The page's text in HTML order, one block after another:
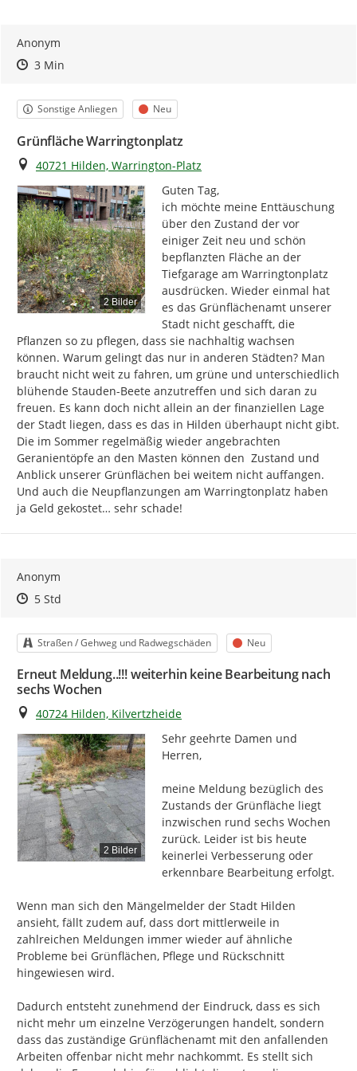
Anonym
Zeitpunkt des Erstellens
Zeitpunkt des Erstellens
3 MinZur Äußerung
Kategorie
Sonstige Anliegen Status
Neu
Grünfläche Warringtonplatz
Ort
40721 Hilden, Warrington-Platz
2 Bilder
Guten Tag,
ich möchte meine Enttäuschung
über den Zustand der vor
einiger Zeit neu und schön
bepflanzten Fläche an der
Tiefgarage am Warringtonplatz
ausdrücken. Wieder einmal hat
es das Grünflächenamt unserer
Stadt nicht geschafft, die
Pflanzen so zu pflegen, dass sie nachhaltig wachsen
können. Warum gelingt das nur in anderen Städten? Man
braucht nicht weit zu fahren, um grüne und unterschiedlich
blühende Stauden-Beete anzutreffen und sich daran zu
freuen. Es kann doch nicht allein an der finanziellen Lage
der Stadt liegen, dass es das in Hilden überhaupt nicht gibt.
Die im Sommer regelmäßig wieder angebrachten
Geranientöpfe an den Masten können den  Zustand und
Anblick unserer Grünflächen bei weitem nicht auffangen.
Und auch die Neupflanzungen am Warringtonplatz haben
ja Geld gekostet… sehr schade!
Anonym
Zeitpunkt des Erstellens
Zeitpunkt des Erstellens
5 StdZur Äußerung
Kategorie
Straßen / Gehweg und Radwegschäden Status
Neu
Erneut Meldung..!!! weiterhin keine Bearbeitung nach
sechs Wochen
Ort
40724 Hilden, Kilvertzheide
2 Bilder
Sehr geehrte Damen und
Herren,
meine Meldung bezüglich des
Zustands der Grünfläche liegt
inzwischen rund sechs Wochen
zurück. Leider ist bis heute
keinerlei Verbesserung oder
erkennbare Bearbeitung erfolgt.
Wenn man sich den Mängelmelder der Stadt Hilden
ansieht, fällt zudem auf, dass dort mittlerweile in
zahlreichen Meldungen immer wieder auf ähnliche
Probleme bei Grünflächen, Pflege und Rückschnitt
hingewiesen wird.
Dadurch entsteht zunehmend der Eindruck, dass es sich
nicht mehr um einzelne Verzögerungen handelt, sondern
dass das zuständige Grünflächenamt mit den anfallenden
Arbeiten offenbar nicht mehr nachkommt. Es stellt sich